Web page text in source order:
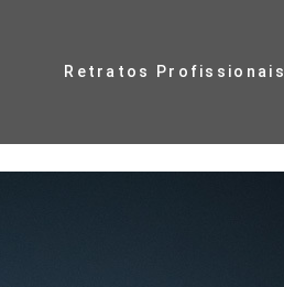
Retratos Profissionais